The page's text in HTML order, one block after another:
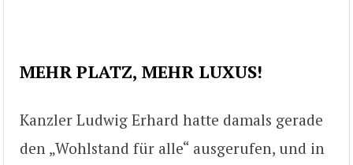
MEHR PLATZ, MEHR LUXUS!
Kanzler Ludwig Erhard hatte damals gerade
den „Wohlstand für alle“ ausgerufen, und in